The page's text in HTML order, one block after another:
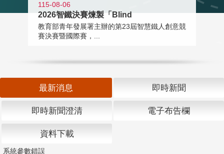
115-08-06
2026智鐵決賽煉製「Blind
教育部青年發展署主辦的第23屆智慧鐵人創意競
賽決賽暨國際賽，...
最新消息 即時新聞
即時新聞澄清 電子布告欄
資料下載
系統參數錯誤